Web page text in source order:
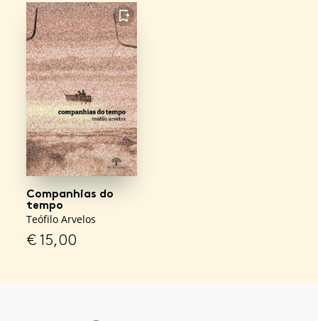
FAVORITO
Companhias do
tempo
Teófilo Arvelos
€15,00